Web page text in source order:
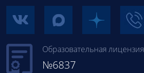
Образовательная лицензия
№6837